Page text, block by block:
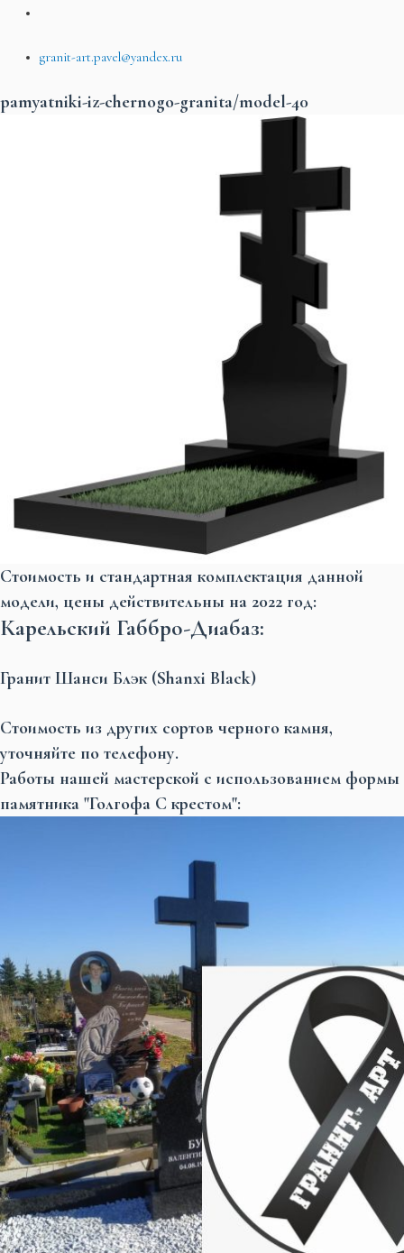
granit-art.pavel@yandex.ru
pamyatniki-iz-chernogo-granita/model-40
Стоимость и стандартная комплектация данной
модели, цены действительны на 2022 год:
Карельский Габбро-Диабаз:
Гранит Шанси Блэк (Shanxi Black)
Стоимость из других сортов черного камня,
уточняйте по телефону.
Работы нашей мастерской с использованием формы
памятника "Голгофа С крестом":